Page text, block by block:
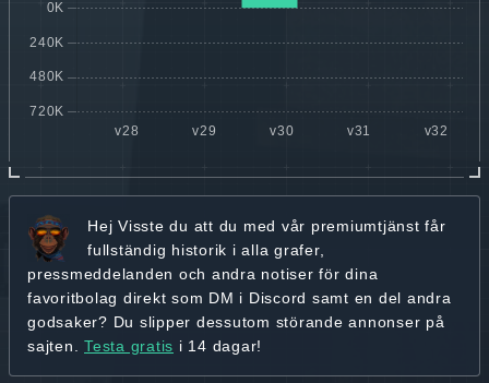
Hej Visste du att du med vår premiumtjänst får
fullständig historik i alla grafer,
pressmeddelanden och andra notiser för dina
favoritbolag direkt som DM i Discord samt en del andra
godsaker? Du slipper dessutom störande annonser på
sajten. Testa gratis i 14 dagar!